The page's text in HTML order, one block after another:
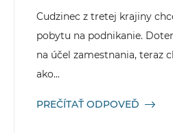
Cudzinec z tretej krajiny
pobytu na podnikanie.
na účel zamestnania, teraz
ako...
PREČÍTAŤ ODPOVEĎ